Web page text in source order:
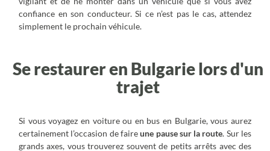
confiance en son conducteur. Si ce n’est pas le cas, attendez
simplement le prochain véhicule.
Se restaurer en Bulgarie lors d'un
trajet
Si vous voyagez en voiture ou en bus en Bulgarie, vous aurez
certainement l’occasion de faireune pause sur la route. Sur les
grands axes, vous trouverez souvent de petits arrêts avec des